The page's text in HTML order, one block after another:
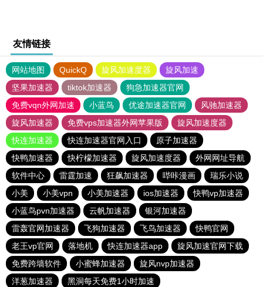
友情链接
网站地图 QuickQ 旋风加速度器
旋风加速
坚果加速器
tiktok加速器
狗急加速器官网
免费vqn外网加速
小蓝鸟 优途加速器官网
风驰加速器
旋风加速器
免费vps加速器外网苹果版
旋风加速度器
快连加速器
快连加速器官网入口
原子加速器
快鸭加速器
快柠檬加速器 旋风加速度器
外网网址导航
软件中心
雷霆加速 狂飙加速器 哔咔漫画
瑞乐小说
小美
小美vpn 小美加速器 ios加速器
快鸭vp加速器
小蓝鸟pvn加速器
云帆加速器
银河加速器
雷轰官网加速器
飞狗加速器 飞鸟加速器
快鸭官网
老王vp官网
落地机 快连加速器app
旋风加速官网下载
免费跨墙软件
小蜜蜂加速器
旋风nvp加速器
洋葱加速器
黑洞每天免费1小时加速